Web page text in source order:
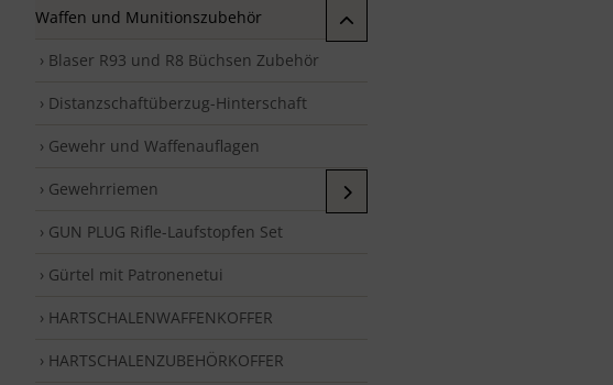
Waffen und Munitionszubehör
› Blaser R93 und R8 Büchsen Zubehör
› Distanzschaftüberzug-Hinterschaft
› Gewehr und Waffenauflagen
› Gewehrriemen
› GUN PLUG Rifle-Laufstopfen Set
› Gürtel mit Patronenetui
› HARTSCHALENWAFFENKOFFER
› HARTSCHALENZUBEHÖRKOFFER